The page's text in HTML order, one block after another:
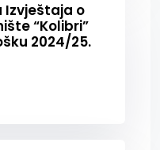
Izvještaja o
“Kolibri”
2024/25.